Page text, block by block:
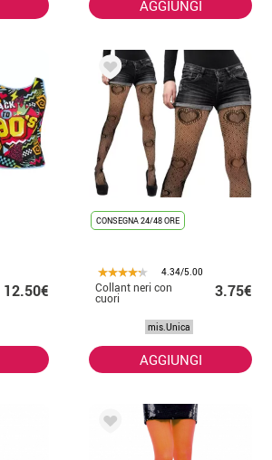
AGGIUNGI
12.50€
CONSEGNA 24/48 ORE
4.34/5.00
Collant neri con
cuori 3.75€
mis.Unica
AGGIUNGI